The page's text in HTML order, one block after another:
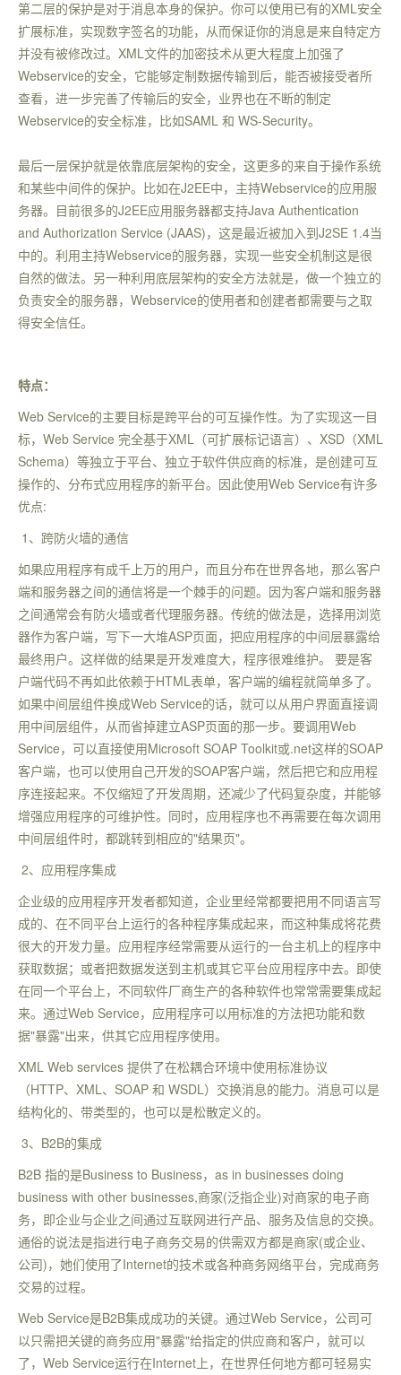
第二层的保护是对于消息本身的保护。你可以使用已有的XML安全
扩展标准，实现数字签名的功能，从而保证你的消息是来自特定方
并没有被修改过。XML文件的加密技术从更大程度上加强了
Webservice的安全，它能够定制数据传输到后，能否被接受者所
查看，进一步完善了传输后的安全，业界也在不断的制定
Webservice的安全标准，比如SAML 和 WS-Security。
最后一层保护就是依靠底层架构的安全，这更多的来自于操作系统
和某些中间件的保护。比如在J2EE中，主持Webservice的应用服
务器。目前很多的J2EE应用服务器都支持Java Authentication
and Authorization Service (JAAS)，这是最近被加入到J2SE 1.4当
中的。利用主持Webservice的服务器，实现一些安全机制这是很
自然的做法。另一种利用底层架构的安全方法就是，做一个独立的
负责安全的服务器，Webservice的使用者和创建者都需要与之取
得安全信任。
特点：
Web Service的主要目标是跨平台的可互操作性。为了实现这一目
标，Web Service 完全基于XML（可扩展标记语言）、XSD（XML
Schema）等独立于平台、独立于软件供应商的标准，是创建可互
操作的、分布式应用程序的新平台。因此使用Web Service有许多
优点:
1、跨防火墙的通信
如果应用程序有成千上万的用户，而且分布在世界各地，那么客户
端和服务器之间的通信将是一个棘手的问题。因为客户端和服务器
之间通常会有防火墙或者代理服务器。传统的做法是，选择用浏览
器作为客户端，写下一大堆ASP页面，把应用程序的中间层暴露给
最终用户。这样做的结果是开发难度大，程序很难维护。 要是客
户端代码不再如此依赖于HTML表单，客户端的编程就简单多了。
如果中间层组件换成Web Service的话，就可以从用户界面直接调
用中间层组件，从而省掉建立ASP页面的那一步。要调用Web
Service，可以直接使用Microsoft SOAP Toolkit或.net这样的SOAP
客户端，也可以使用自己开发的SOAP客户端，然后把它和应用程
序连接起来。不仅缩短了开发周期，还减少了代码复杂度，并能够
增强应用程序的可维护性。同时，应用程序也不再需要在每次调用
中间层组件时，都跳转到相应的"结果页"。
2、应用程序集成
企业级的应用程序开发者都知道，企业里经常都要把用不同语言写
成的、在不同平台上运行的各种程序集成起来，而这种集成将花费
很大的开发力量。应用程序经常需要从运行的一台主机上的程序中
获取数据；或者把数据发送到主机或其它平台应用程序中去。即使
在同一个平台上，不同软件厂商生产的各种软件也常常需要集成起
来。通过Web Service，应用程序可以用标准的方法把功能和数
据"暴露"出来，供其它应用程序使用。
XML Web services 提供了在松耦合环境中使用标准协议
（HTTP、XML、SOAP 和 WSDL）交换消息的能力。消息可以是
结构化的、带类型的，也可以是松散定义的。
3、B2B的集成
B2B 指的是Business to Business，as in businesses doing
business with other businesses,商家(泛指企业)对商家的电子商
务，即企业与企业之间通过互联网进行产品、服务及信息的交换。
通俗的说法是指进行电子商务交易的供需双方都是商家(或企业、
公司)，她们使用了Internet的技术或各种商务网络平台，完成商务
交易的过程。
Web Service是B2B集成成功的关键。通过Web Service，公司可
以只需把关键的商务应用"暴露"给指定的供应商和客户，就可以
了，Web Service运行在Internet上，在世界任何地方都可轻易实